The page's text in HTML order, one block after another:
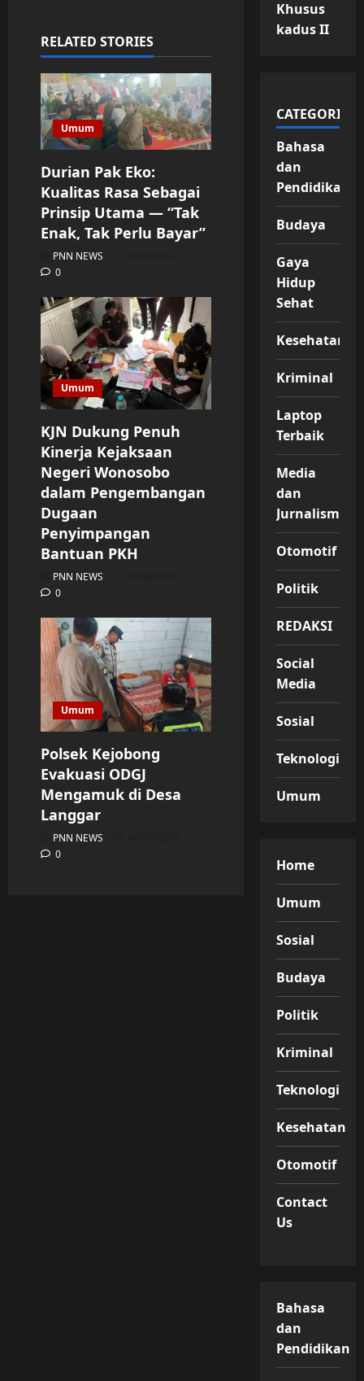
RELATED STORIES
Umum
Durian Pak Eko:
Kualitas Rasa Sebagai
Prinsip Utama — “Tak
Enak, Tak Perlu Bayar”
PNN NEWS
0
Umum
KJN Dukung Penuh
Kinerja Kejaksaan
Negeri Wonosobo
dalam Pengembangan
Dugaan
Penyimpangan
Bantuan PKH
PNN NEWS
0
Umum
Polsek Kejobong
Evakuasi ODGJ
Mengamuk di Desa
Langgar
PNN NEWS
0
Khusus
kadus II
CATEGORIES
Bahasa
dan
Pendidikan
Budaya
Gaya
Hidup
Sehat
Kesehatan
Kriminal
Laptop
Terbaik
Media
dan
Jurnalisme
Otomotif
Politik
REDAKSI
Social
Media
Sosial
Teknologi
Umum
Home
Umum
Sosial
Budaya
Politik
Kriminal
Teknologi
Kesehatan
Otomotif
Contact
Us
Bahasa
dan
Pendidikan